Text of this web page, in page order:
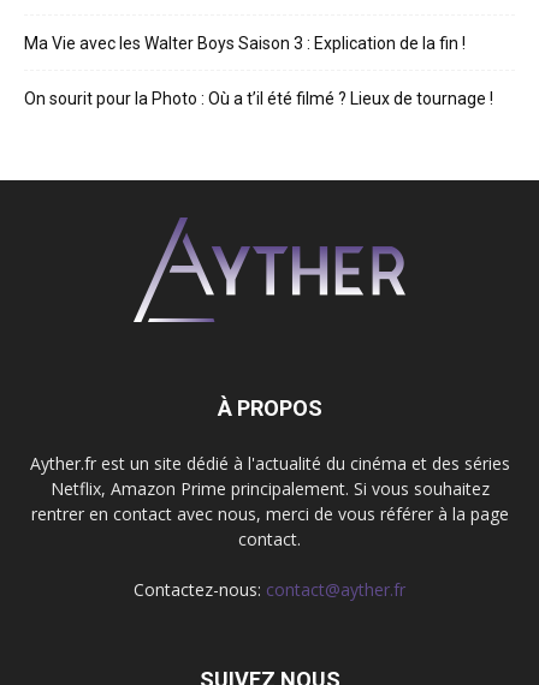
Ma Vie avec les Walter Boys Saison 3 : Explication de la fin !
On sourit pour la Photo : Où a t’il été filmé ? Lieux de tournage !
À PROPOS
Ayther.fr est un site dédié à l'actualité du cinéma et des séries
Netflix, Amazon Prime principalement. Si vous souhaitez
rentrer en contact avec nous, merci de vous référer à la page
contact.
Contactez-nous: contact@ayther.fr
SUIVEZ NOUS